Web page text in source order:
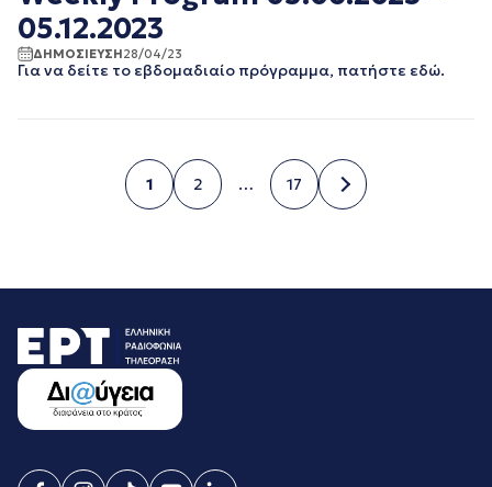
05.12.2023
ΔΗΜΟΣΙΕΥΣΗ28/04/23
Για να δείτε το εβδομαδιαίο πρόγραμμα, πατήστε εδώ.
Σελίδα
1
Σελίδα
2
…
Σελίδα
17